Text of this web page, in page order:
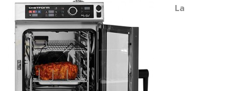
La